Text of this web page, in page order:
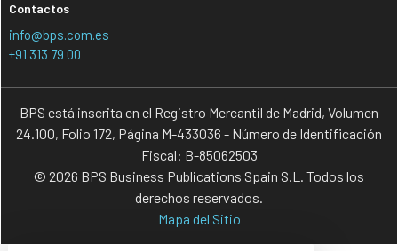
Contactos
info@bps.com.es
+91 313 79 00
BPS está inscrita en el Registro Mercantil de Madrid, Volumen
24.100, Folio 172, Página M-433036 - Número de Identificación
Fiscal: B-85062503
© 2026 BPS Business Publications Spain S.L. Todos los
derechos reservados.
Mapa del Sitio